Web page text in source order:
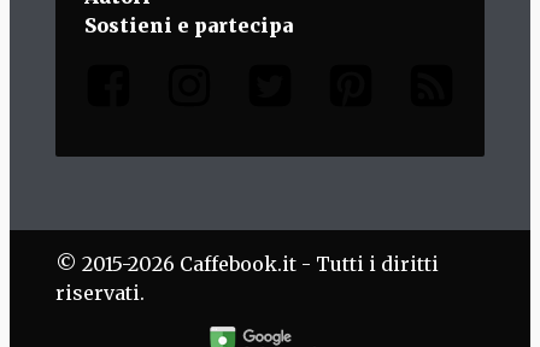
Sostieni e partecipa
© 2015-2026 Caffebook.it - Tutti i diritti
riservati.